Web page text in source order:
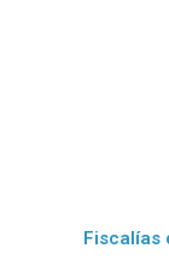
Fiscalías